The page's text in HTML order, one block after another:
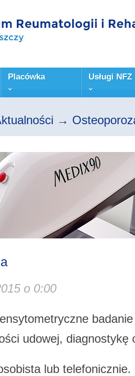
Placówka Usługi NFZ
→
o 0:00
badanie
udowej, diagnostykę
lub telefonicznie.